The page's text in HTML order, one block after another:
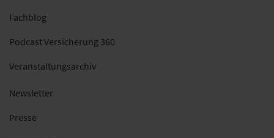
Fachblog
Podcast Versicherung 360
Veranstaltungsarchiv
Newsletter
Presse